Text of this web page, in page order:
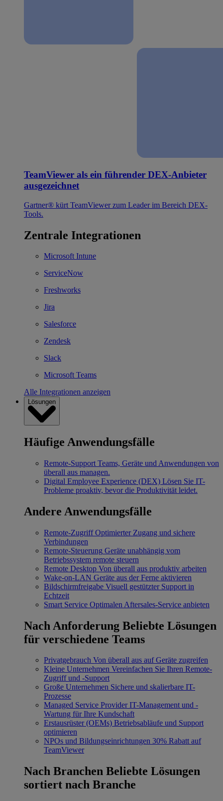
TeamViewer als ein führender DEX-Anbieter
ausgezeichnet
Gartner® kürt TeamViewer zum Leader im Bereich DEX-
Tools.
Zentrale Integrationen
Microsoft Intune
ServiceNow
Freshworks
Jira
Salesforce
Zendesk
Slack
Microsoft Teams
Alle Integrationen anzeigen
Lösungen
Häufige Anwendungsfälle
Remote-Support Teams, Geräte und Anwendungen von
überall aus managen.
Digital Employee Experience (DEX) Lösen Sie IT-
Probleme proaktiv, bevor die Produktivität leidet.
Andere Anwendungsfälle
Remote-Zugriff Optimierter Zugang und sichere
Verbindungen
Remote-Steuerung Geräte unabhängig vom
Betriebssystem remote steuern
Remote Desktop Von überall aus produktiv arbeiten
Wake-on-LAN Geräte aus der Ferne aktivieren
Bildschirmfreigabe Visuell gestützter Support in
Echtzeit
Smart Service Optimalen Aftersales-Service anbieten
Nach Anforderung Beliebte Lösungen
für verschiedene Teams
Privatgebrauch Von überall aus auf Geräte zugreifen
Kleine Unternehmen Vereinfachen Sie Ihren Remote-
Zugriff und -Support
Große Unternehmen Sichere und skalierbare IT-
Prozesse
Managed Service Provider IT-Management und -
Wartung für Ihre Kundschaft
Erstausrüster (OEMs) Betriebsabläufe und Support
optimieren
NPOs und Bildungseinrichtungen 30% Rabatt auf
TeamViewer
Nach Branchen Beliebte Lösungen
sortiert nach Branche